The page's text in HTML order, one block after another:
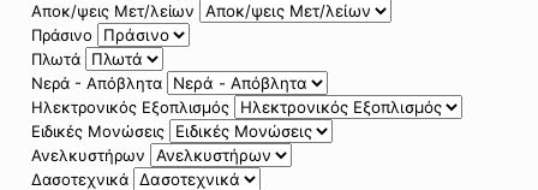
Αποκ/ψεις Μετ/λείων
Πράσινο
Πλωτά
Νερά - Απόβλητα
Ηλεκτρονικός Εξοπλισμός
Ειδικές Μονώσεις
Ανελκυστήρων
Δασοτεχνικά